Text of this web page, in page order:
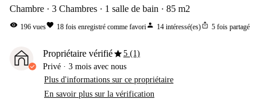
Chambre 3 Chambres 1 salle de bain 85 m2
visibility 196 vuesfavorite 18 fois enregistré comme favoriperson 14 intéressé(es)ios_share 5 fois partagé
Propriétaire vérifiéstar5 (1)
Privé · 3 mois avec nous
Plus d'informations sur ce propriétaire
En savoir plus sur la vérification